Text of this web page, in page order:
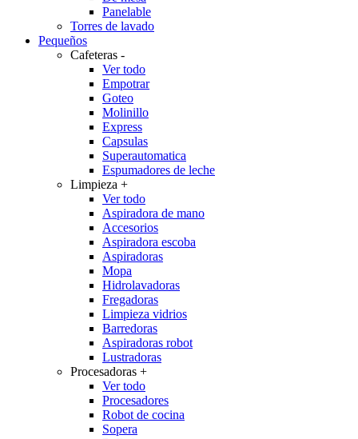
Panelable
Torres de lavado
Pequeños
Cafeteras -
Ver todo
Empotrar
Goteo
Molinillo
Express
Capsulas
Superautomatica
Espumadores de leche
Limpieza +
Ver todo
Aspiradora de mano
Accesorios
Aspiradora escoba
Aspiradoras
Mopa
Hidrolavadoras
Fregadoras
Limpieza vidrios
Barredoras
Aspiradoras robot
Lustradoras
Procesadoras +
Ver todo
Procesadores
Robot de cocina
Sopera